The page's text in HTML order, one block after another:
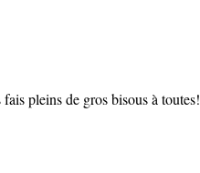
pleins de gros bisous à toutes!